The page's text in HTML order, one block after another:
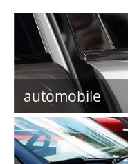
automobile